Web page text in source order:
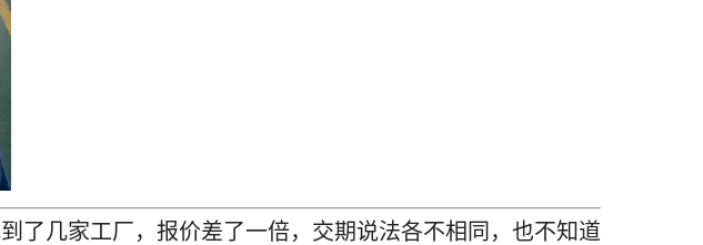
了几家工厂，报价差了一倍，交期说法各不相同，也不知道